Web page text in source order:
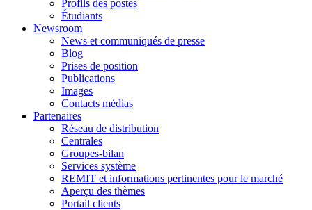
Profils des postes
Étudiants
Newsroom
News et communiqués de presse
Blog
Prises de position
Publications
Images
Contacts médias
Partenaires
Réseau de distribution
Centrales
Groupes-bilan
Services système
REMIT et informations pertinentes pour le marché
Aperçu des thèmes
Portail clients